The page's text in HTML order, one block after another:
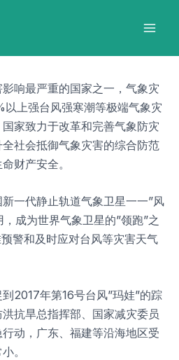
响最严重的国家之一，气象灾
上强台风强寒潮等极端气象灾
家致力于改革和完善气象防灾
社会抵御气象灾害的综合防范
财产安全。
一代静止轨道气象卫星一一”风
成为世界气象卫星的”领跑”之
警和及时应对台风等灾害天气
2017年第16号台风”玛娃”的踪
抗旱总指挥部、国家减灾委员
动，广东、福建等沿海地区受
。